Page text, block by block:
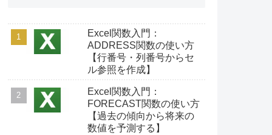
Excel関数入門：
ADDRESS関数の使い方
【行番号・列番号からセ
ル参照を作成】
Excel関数入門：
FORECAST関数の使い方
【過去の傾向から将来の
数値を予測する】